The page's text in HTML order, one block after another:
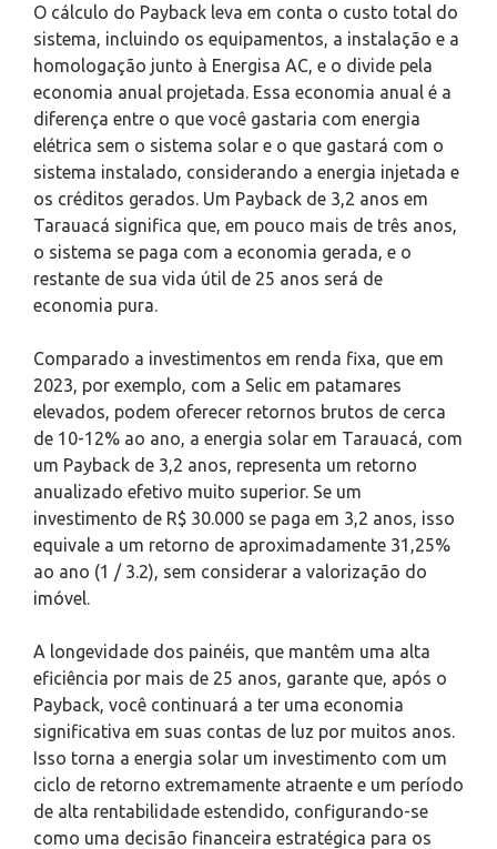
O cálculo do Payback leva em conta o custo total do
sistema, incluindo os equipamentos, a instalação e a
homologação junto à Energisa AC, e o divide pela
economia anual projetada. Essa economia anual é a
diferença entre o que você gastaria com energia
elétrica sem o sistema solar e o que gastará com o
sistema instalado, considerando a energia injetada e
os créditos gerados. Um Payback de 3,2 anos em
Tarauacá significa que, em pouco mais de três anos,
o sistema se paga com a economia gerada, e o
restante de sua vida útil de 25 anos será de
economia pura.
Comparado a investimentos em renda fixa, que em
2023, por exemplo, com a Selic em patamares
elevados, podem oferecer retornos brutos de cerca
de 10-12% ao ano, a energia solar em Tarauacá, com
um Payback de 3,2 anos, representa um retorno
anualizado efetivo muito superior. Se um
investimento de R$ 30.000 se paga em 3,2 anos, isso
equivale a um retorno de aproximadamente 31,25%
ao ano (1 / 3.2), sem considerar a valorização do
imóvel.
A longevidade dos painéis, que mantêm uma alta
eficiência por mais de 25 anos, garante que, após o
Payback, você continuará a ter uma economia
significativa em suas contas de luz por muitos anos.
Isso torna a energia solar um investimento com um
ciclo de retorno extremamente atraente e um período
de alta rentabilidade estendido, configurando-se
como uma decisão financeira estratégica para os